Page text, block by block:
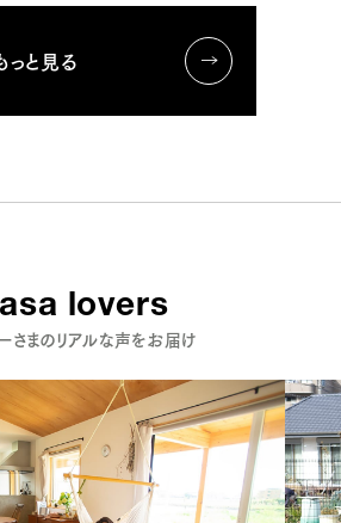
と見る
lovers
さまのリアルな声をお届け